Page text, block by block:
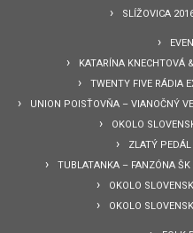
SLÍŽOVICA
KATARÍNA KNECHTOVÁ
TWENTY FIVE RÁDIA
UNION POISŤOVŇA – VIANOČNÝ
OKOLO
ZLATÝ
TUBLATANKA – FANZÓNA
OKOLO
OKOLO